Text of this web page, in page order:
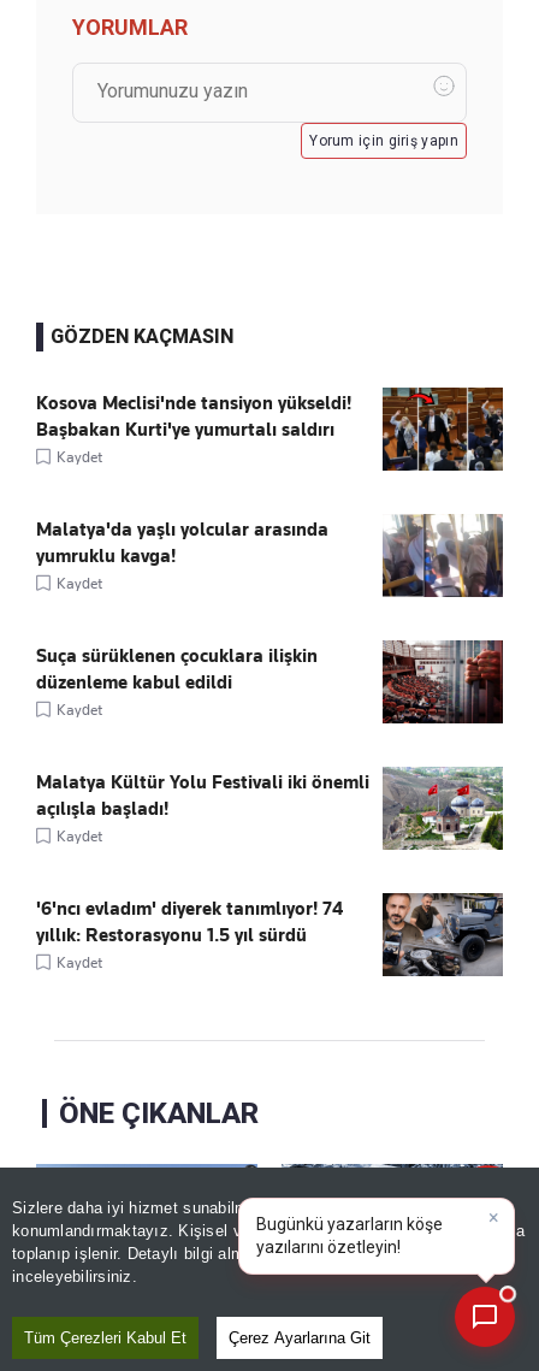
Sizlere daha iyi hizmet sunabilmek adına sitemizde
konumlandırmaktayız. Kişisel verileriniz, KVKK ve GDPR kapsamında
toplanıp işlenir. Detaylı bilgi almak içinAydınlatma Metnimizi
inceleyebilirsiniz.
Tüm Çerezleri Kabul Et Çerez Ayarlarına Git
YORUMLAR
Yorum için giriş yapın
GÖZDEN KAÇMASIN
Kosova Meclisi'nde tansiyon yükseldi!
Başbakan Kurti'ye yumurtalı saldırı
Kaydet
Malatya'da yaşlı yolcular arasında
yumruklu kavga!
Kaydet
Suça sürüklenen çocuklara ilişkin
düzenleme kabul edildi
Kaydet
Malatya Kültür Yolu Festivali iki önemli
açılışla başladı!
Kaydet
'6'ncı evladım' diyerek tanımlıyor! 74
yıllık: Restorasyonu 1.5 yıl sürdü
Kaydet
ÖNE ÇIKANLAR
Modern şehirleri
Tuzla'da mağduriyetin
Bugünkü yazarların köşe yaz